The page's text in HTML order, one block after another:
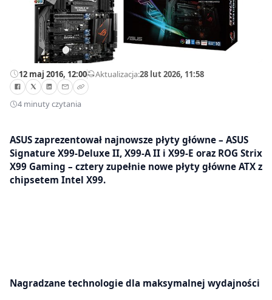
12 maj 2016, 12:00—Aktualizacja:28 lut 2026, 11:58
4 minuty czytania
ASUS zaprezentował najnowsze płyty główne – ASUS
Signature X99-Deluxe II, X99-A II i X99-E oraz ROG Strix
X99 Gaming – cztery zupełnie nowe płyty główne ATX z
chipsetem Intel X99.
Nagradzane technologie dla maksymalnej wydajności